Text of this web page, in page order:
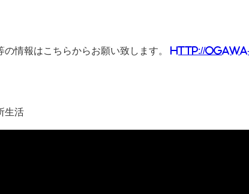
情報はこちらからお願い致します。
http://
生活